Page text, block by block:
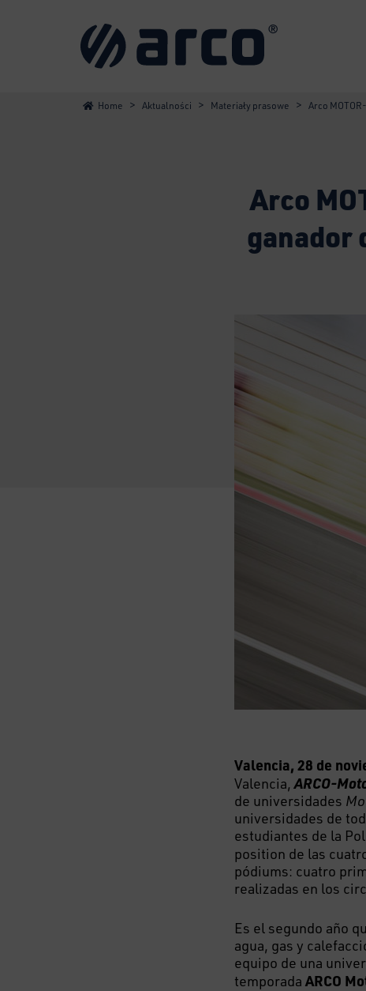
Home > Aktualności > Materiały prasowe > Arco
Arco
ganador
Valencia, 28 de
Valencia,ARCO-
de universidades
universidades de
estudiantes de la
position de las
pódiums: cuatro
realizadas en los
Es el segundo año
agua, gas y
equipo de una
temporada ARCO